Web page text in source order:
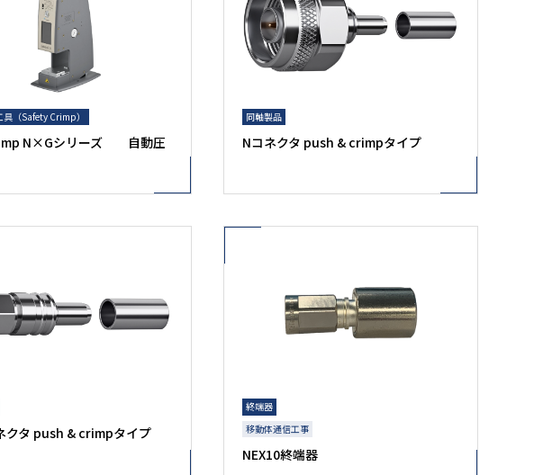
具（Safety Crimp）
N×Gシリーズ 自動圧
同軸製品
Nコネクタ push & crimpタイプ
クタ push & crimpタイプ
終端器
移動体通信工事
NEX10終端器